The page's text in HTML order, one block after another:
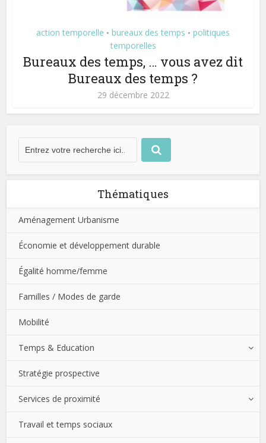
action temporelle • bureaux des temps • politiques
temporelles
Bureaux des temps, … vous avez dit
Bureaux des temps ?
29 décembre 2022
Thématiques
Aménagement Urbanisme
Économie et développement durable
Égalité homme/femme
Familles / Modes de garde
Mobilité
Temps & Education
Stratégie prospective
Services de proximité
Travail et temps sociaux